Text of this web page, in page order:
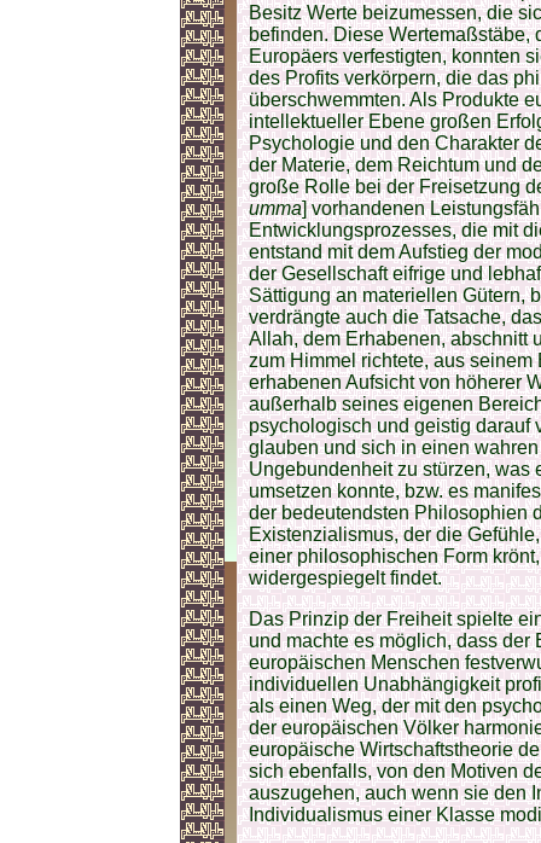
Besitz Werte beizumessen, die
befinden. Diese Wertemaßstäbe,
Europäers verfestigten, konnten
des Profits verkörpern, die das
überschwemmten. Als Produkte
intellektueller Ebene großen
Psychologie und den Charakter
der Materie, dem Reichtum und
große Rolle bei der Freisetzung
umma] vorhandenen
Entwicklungsprozesses, die mit
entstand mit dem Aufstieg der
der Gesellschaft eifrige und
Sättigung an materiellen Gütern,
verdrängte auch die Tatsache,
Allah, dem Erhabenen, abschnitt
zum Himmel richtete, aus
erhabenen Aufsicht von höherer
außerhalb seines eigenen
psychologisch und geistig darauf
glauben und sich in einen
Ungebundenheit zu stürzen, was
umsetzen konnte, bzw. es
der bedeutendsten Philosophien
Existenzialismus, der die
einer philosophischen Form
widergespiegelt findet.
Das Prinzip der Freiheit spielte
und machte es möglich, dass
europäischen Menschen
individuellen Unabhängigkeit
als einen Weg, der mit den
der europäischen Völker
europäische Wirtschaftstheorie
sich ebenfalls, von den Motiven
auszugehen, auch wenn sie den
Individualismus einer Klasse